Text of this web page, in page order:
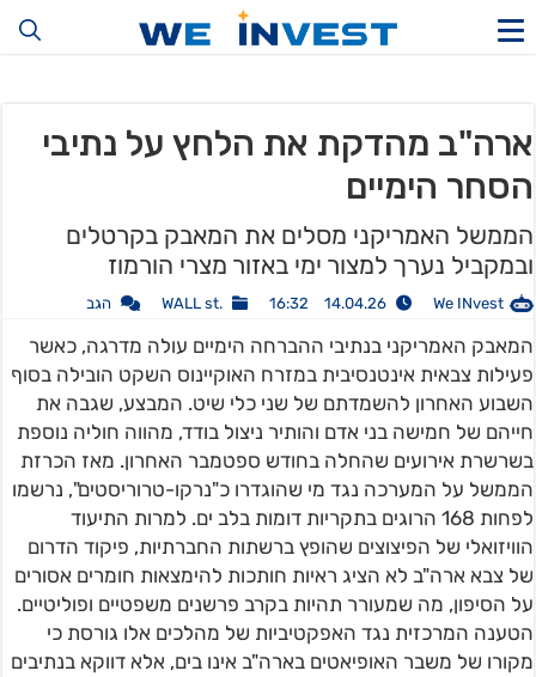
ארה"ב מהדקת את הלחץ על נתיבי
הסחר הימיים
הממשל האמריקני מסלים את המאבק בקרטלים
ובמקביל נערך למצור ימי באזור מצרי הורמוז
We INvest
14.04.26 16:32
.WALL st הגב
המאבק האמריקני בנתיבי ההברחה הימיים עולה מדרגה, כאשר
פעילות צבאית אינטנסיבית במזרח האוקיינוס השקט הובילה בסוף
השבוע האחרון להשמדתם של שני כלי שיט. המבצע, שגבה את
חייהם של חמישה בני אדם והותיר ניצול בודד, מהווה חוליה נוספת
בשרשרת אירועים שהחלה בחודש ספטמבר האחרון. מאז הכרזת
הממשל על המערכה נגד מי שהוגדרו כ"נרקו-טרוריסטים", נרשמו
לפחות 168 הרוגים בתקריות דומות בלב ים. למרות התיעוד
הוויזואלי של הפיצוצים שהופץ ברשתות החברתיות, פיקוד הדרום
של צבא ארה"ב לא הציג ראיות חותכות להימצאות חומרים אסורים
על הסיפון, מה שמעורר תהיות בקרב פרשנים משפטיים ופוליטיים.
הטענה המרכזית נגד האפקטיביות של מהלכים אלו גורסת כי
מקורו של משבר האופיאטים בארה"ב אינו בים, אלא דווקא בנתיבים